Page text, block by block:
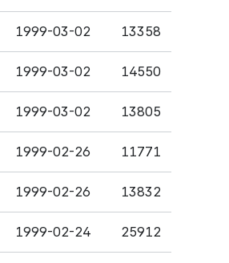
1999-03-02 13358
1999-03-02 14550
1999-03-02 13805
1999-02-26 11771
1999-02-26 13832
1999-02-24 25912